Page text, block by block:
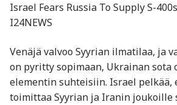
Israel Fears Russia To Supply S-
I24NEWS
Venäjä valvoo Syyrian ilmatilaa, ja
on pyritty sopimaan, Ukrainan sota
elementin suhteisiin. Israel pelkää,
toimittaa Syyrian ja Iranin joukoille